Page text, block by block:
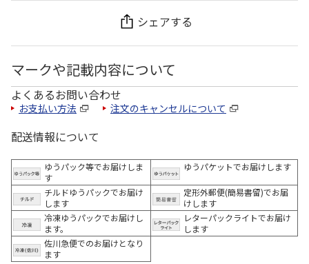
シェアする
マークや記載内容について
よくあるお問い合わせ
お支払い方法 注文のキャンセルについて
配送情報について
ゆうパック等でお届けしま
す
ゆうパケットでお届けします
チルドゆうパックでお届け
します
定形外郵便(簡易書留)でお届
けします
冷凍ゆうパックでお届けし
ます。
レターパックライトでお届け
します
佐川急便でのお届けとなり
ます